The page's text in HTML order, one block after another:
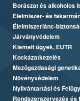
Borászat és alkoholos
Élelmiszer- és
Élelmiszerlánc-
Járványvédelem
Kiemelt ügyek, EUTR
Kockázatkezelés
Mezőgazdasági
Növényvédelem
Nyilvántartási és
Rendszerszervezés és